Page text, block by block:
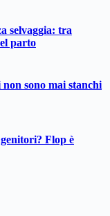
selvaggia: tra
parto
sono mai stanchi
Flop è